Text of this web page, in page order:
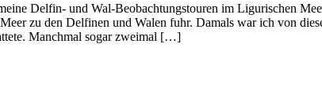
Delfin- und Wal-Beobachtungstouren im Ligurischen
zu den Delfinen und Walen fuhr. Damals war ich von
Manchmal sogar zweimal […]